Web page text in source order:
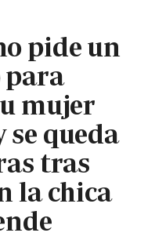
pide un
mujer
queda
tras
la chica